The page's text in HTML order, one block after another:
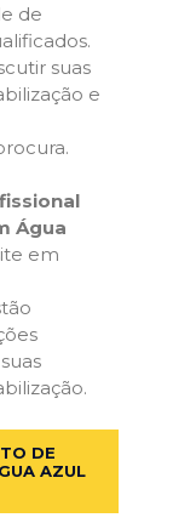
de
suas
e
Água
em
DE
AZUL